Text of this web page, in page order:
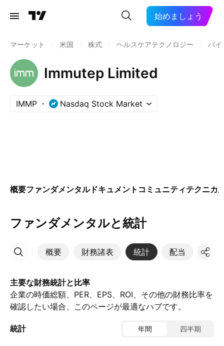
始めましょう
マーケット 米国 株式 ヘルスケアテクノロジー バイ
Immutep Limited
IMMP Nasdaq Stock Market
概要ファンダメンタルドキュメント コミュニティテクニカ
ファンダメンタルと統計
概要 財務諸表 統計 配当 決算
その他
主要な財務統計と比率
企業の時価総額、PER、EPS、ROI、その他の財務比率を
確認したい場合、このページが最適なハブです。
統計 年間 四半期